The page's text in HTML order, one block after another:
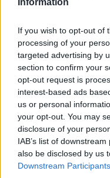
Information
If you wish to opt-out of
processing of your
targeted advertising by
section to confirm your
opt-out request is
interest-based ads
us or personal
your opt-out. You may
disclosure of your
IAB’s list of
also be disclosed by us
Downstream Participants
klimatfrågan. Tyvärr
förstörelsen av plats,
bevisa motsatsen.
ignoreras, som trots
politiker borde förstå,
hopp om förändring
Thompson förnekar